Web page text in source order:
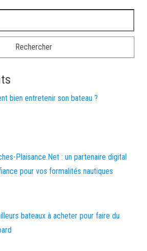
bien entretenir son bateau ?
Plaisance.Net : un partenaire digital
pour vos formalités nautiques
bateaux à acheter pour faire du